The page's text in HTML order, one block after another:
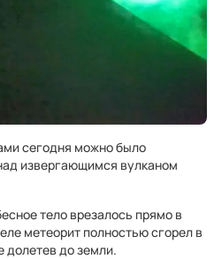
сегодня можно было
извергающимся вулканом
тело врезалось прямо в
метеорит полностью сгорел в
долетев до земли.